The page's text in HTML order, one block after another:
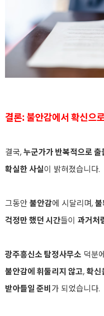
결론: 불안감에서 확신으
결국,누군가가 반복적으로 출
확실한 사실이 밝혀졌습니다.
그동안불안감에 시달리며,
걱정만 했던 시간들이 과거처
광주흥신소 탐정사무소 덕분
불안감에 휘둘리지 않고,확신
받아들일 준비가 되었습니다.